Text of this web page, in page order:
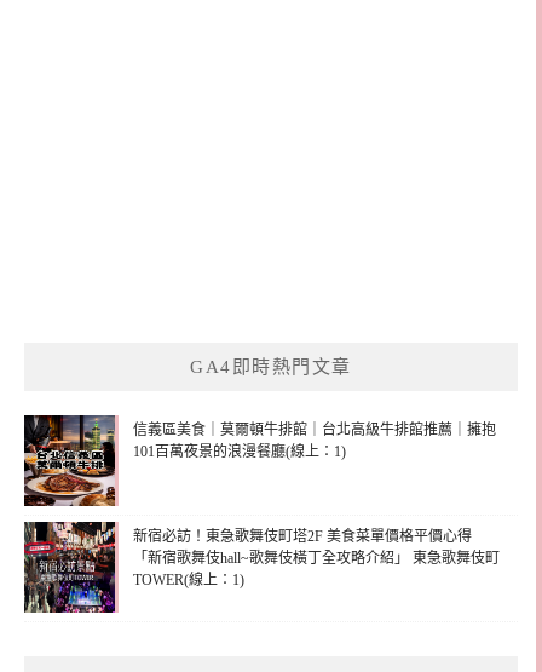
GA4即時熱門文章
信義區美食｜莫爾頓牛排館｜台北高級牛排館推薦｜擁抱
101百萬夜景的浪漫餐廳(線上：1)
新宿必訪！東急歌舞伎町塔2F 美食菜單價格平價心得
「新宿歌舞伎hall~歌舞伎橫丁全攻略介紹」 東急歌舞伎町
TOWER(線上：1)